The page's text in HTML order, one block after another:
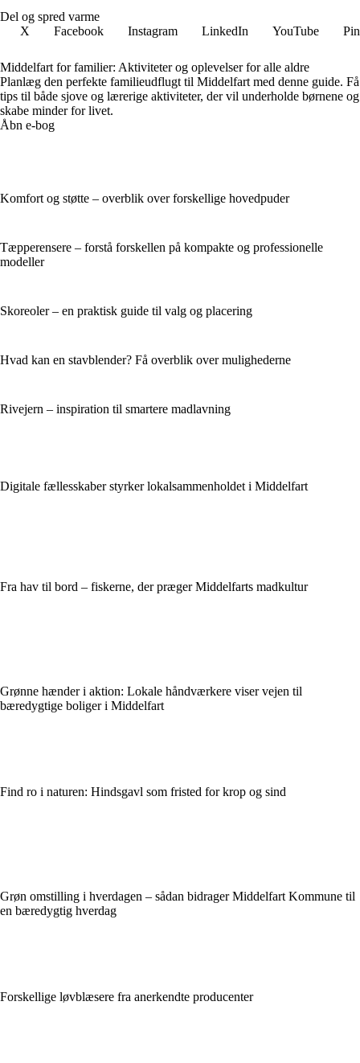
Del og spred varme
X
Facebook Instagram LinkedIn YouTube
Middelfart for familier: Aktiviteter og oplevelser for alle aldre
Planlæg den perfekte familieudflugt til Middelfart med denne guide. Få
tips til både sjove og lærerige aktiviteter, der vil underholde børnene og
skabe minder for livet.
Åbn e-bog
Komfort og støtte – overblik over forskellige hovedpuder
Tæpperensere – forstå forskellen på kompakte og professionelle
modeller
Skoreoler – en praktisk guide til valg og placering
Hvad kan en stavblender? Få overblik over mulighederne
Rivejern – inspiration til smartere madlavning
Digitale fællesskaber styrker lokalsammenholdet i Middelfart
Fra hav til bord – fiskerne, der præger Middelfarts madkultur
Grønne hænder i aktion: Lokale håndværkere viser vejen til
bæredygtige boliger i Middelfart
Find ro i naturen: Hindsgavl som fristed for krop og sind
Grøn omstilling i hverdagen – sådan bidrager Middelfart Kommune til
en bæredygtig hverdag
Forskellige løvblæsere fra anerkendte producenter